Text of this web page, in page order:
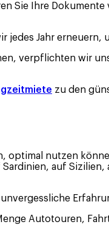
Sie Ihre
Jahr erneuern,
verpflichten wir
zu den
optimal nutzen
auf
Autotouren,